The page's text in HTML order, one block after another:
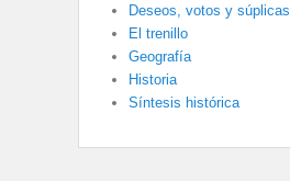
Deseos, votos y súplicas
El trenillo
Geografía
Historia
Síntesis histórica